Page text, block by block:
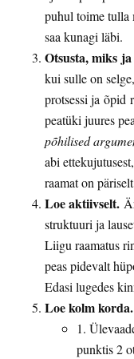
puhul toime tulla
saa kunagi läbi.
Otsusta, miks
kui sulle on
protsessi ja õpid
peatüki juures
põhilised
abi
raamat on
Loe aktiivselt.
struktuuri ja
Liigu raamatus
peas pidevalt
Edasi lugedes
Loe kolm korda.
1.
punktis 2